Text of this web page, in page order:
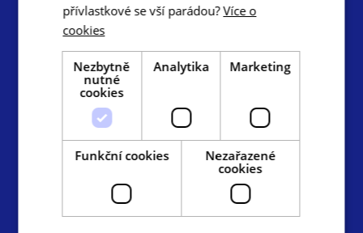
Centrála cestovního ruchu – Jižní Morava, z.s.p.o.
info@ccrjm.cz
Facebook YouTube Instagram
Odkazy
TOP cíle
přívlastkové se vší parádou?Více o
cookies
Nezbytně
nutné
cookies
Analytika Marketing
Funkční cookies
Nezařazené
cookies